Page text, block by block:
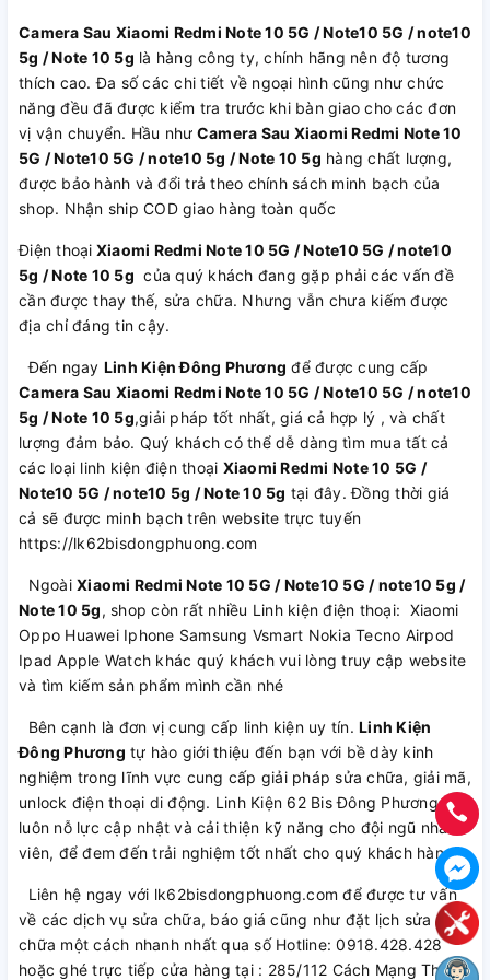
Camera Sau Xiaomi Redmi Note 10 5G / Note10 5G / note10
5g / Note 10 5g là hàng công ty, chính hãng nên độ tương
thích cao. Đa số các chi tiết về ngoại hình cũng như chức
năng đều đã được kiểm tra trước khi bàn giao cho các đơn
vị vận chuyển. Hầu như Camera Sau Xiaomi Redmi Note 10
5G / Note10 5G / note10 5g / Note 10 5g hàng chất lượng,
được bảo hành và đổi trả theo chính sách minh bạch của
shop. Nhận ship COD giao hàng toàn quốc
Điện thoại Xiaomi Redmi Note 10 5G / Note10 5G / note10
5g / Note 10 5g của quý khách đang gặp phải các vấn đề
cần được thay thế, sửa chữa. Nhưng vẫn chưa kiếm được
địa chỉ đáng tin cậy.
Đến ngay Linh Kiện Đông Phương để được cung cấp
Camera Sau Xiaomi Redmi Note 10 5G / Note10 5G / note10
5g / Note 10 5g,giải pháp tốt nhất, giá cả hợp lý , và chất
lượng đảm bảo. Quý khách có thể dễ dàng tìm mua tất cả
các loại linh kiện điện thoại Xiaomi Redmi Note 10 5G /
Note10 5G / note10 5g / Note 10 5g tại đây. Đồng thời giá
cả sẽ được minh bạch trên website trực tuyến
https://lk62bisdongphuong.com
Ngoài Xiaomi Redmi Note 10 5G / Note10 5G / note10 5g /
Note 10 5g, shop còn rất nhiều Linh kiện điện thoại: Xiaomi
Oppo Huawei Iphone Samsung Vsmart Nokia Tecno Airpod
Ipad Apple Watch khác quý khách vui lòng truy cập website
và tìm kiếm sản phẩm mình cần nhé
Bên cạnh là đơn vị cung cấp linh kiện uy tín. Linh Kiện
Đông Phương tự hào giới thiệu đến bạn với bề dày kinh
nghiệm trong lĩnh vực cung cấp giải pháp sửa chữa, giải mã,
unlock điện thoại di động. Linh Kiện 62 Bis Đông Phương
luôn nỗ lực cập nhật và cải thiện kỹ năng cho đội ngũ nhân
viên, để đem đến trải nghiệm tốt nhất cho quý khách hàng.
Liên hệ ngay với lk62bisdongphuong.com để được tư vấn
về các dịch vụ sửa chữa, báo giá cũng như đặt lịch sửa
chữa một cách nhanh nhất qua số Hotline: 0918.428.428
hoặc ghé trực tiếp cửa hàng tại : 285/112 Cách Mạng Tháng